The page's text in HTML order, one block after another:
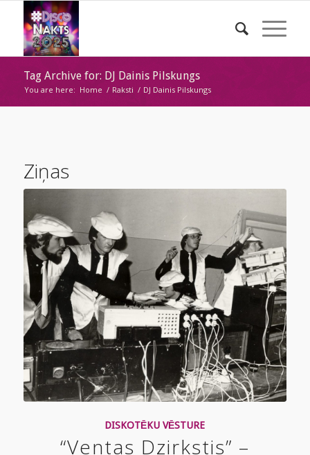
Tag Archive for: DJ Dainis Pilskungs
You are here: Home / Raksti / DJ Dainis Pilskungs
Ziņas
DISKOTĒKU VĒSTURE
“Ventas Dzirkstis” –